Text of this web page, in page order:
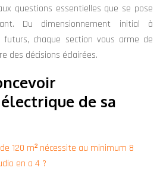
questions essentielles que se pose
Du dimensionnement initial à
futurs, chaque section vous arme de
des décisions éclairées.
de sa
120 m² nécessite au minimum 8
en a 4 ?